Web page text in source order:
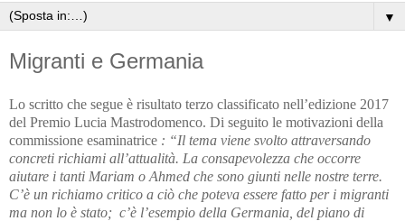
▼
Migranti e Germania
Lo scritto che segue è risultato terzo classificato nell’edizione 2017
del Premio Lucia Mastrodomenco. Di seguito le motivazioni della
commissione esaminatrice : “Il tema viene svolto attraversando
concreti richiami all’attualità. La consapevolezza che occorre
aiutare i tanti Mariam o Ahmed che sono giunti nelle nostre terre.
C’è un richiamo critico a ciò che poteva essere fatto per i migranti
ma non lo è stato; c’è l’esempio della Germania, del piano di